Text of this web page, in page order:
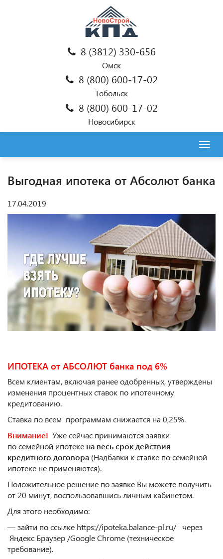
8 (3812) 330-656
Омск
8 (800) 600-17-02
Тобольск
8 (800) 600-17-02
Новосибирск
Выгодная ипотека от Абсолют банка
17.04.2019
ИПОТЕКА от АБСОЛЮТ банка под 6%
Всем клиентам, включая ранее одобренных, утверждены
изменения процентных ставок по ипотечному
кредитованию.
Ставка по всем программам снижается на 0,25%.
Внимание! Уже сейчас принимаются заявки
по семейной ипотеке на весь срок действия
кредитного договора (Надбавки к ставке по семейной
ипотеке не применяются).
Положительное решение по заявке Вы можете получить
от 20 минут, воспользовавшись личным кабинетом.
Для этого необходимо:
— зайти по ссылке https://ipoteka.balance-pl.ru/через
Яндекс Браузер /Google Chrome (техническое
требование).